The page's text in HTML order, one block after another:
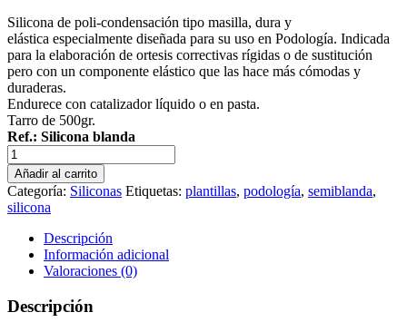
original
era:
43,50€.
actual
es:
39,00€.
Silicona de poli-condensación tipo masilla, dura y
elástica especialmente diseñada para su uso en Podología. Indicada
para la elaboración de ortesis correctivas rígidas o de sustitución
pero con un componente elástico que las hace más cómodas y
duraderas.
Endurece con catalizador líquido o en pasta.
Tarro de 500gr.
Ref.: Silicona blanda
Silicona
semiblanda
rosa
cantidad
Añadir al carrito
Categoría: Siliconas Etiquetas: plantillas, podología, semiblanda,
silicona
Descripción
Información adicional
Valoraciones (0)
Descripción